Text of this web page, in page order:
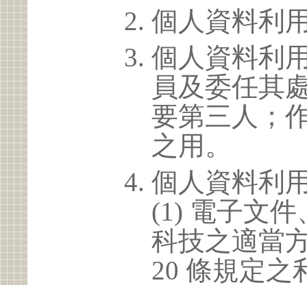
個人資料利
個人資料利
員及委任其
要第三人；
之用。
個人資料利
(1) 電子文
科技之適當
20 條規定之